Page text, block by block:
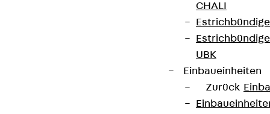
CHALI
UBK
Einbaueinheiten
Zurück